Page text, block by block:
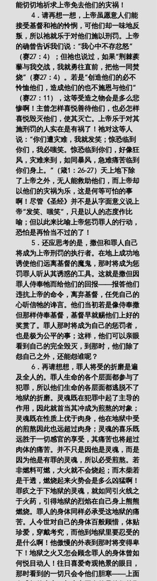
能切切地祈求上帝免去他们的灾祸！
接受基督和祂的怜悯，可他们却一味地反
叛，所以祂就乐于对他们施以刑罚。上帝
的确曾告诉我们说：“我心中不存忿怒”
（赛27：4）；但祂也说过，如果“荆棘蒺
藜与我交战，我就勇往直前，把他一同焚
烧”（赛27：4）。若是“创造他们的必不
怜恤他们，造成他们的也不施恩与他们”
（赛27：11），这等受造之物会是多么悲
惨啊！主曾怎样喜悦善待他们，也必怎样
喜悦毁灭他们，使其灭亡。上帝乐于对其
施刑罚的人实在是有祸了！祂对这等人
说：“你们遭灾难，我就发笑；惊恐临到
你们，我必嗤笑。惊恐临到你们，好像狂
风，灾难来到，如同暴风，急难痛苦临到
你们身上。”（箴1：26-27）天上地下除
了上帝之外，无人能救助他们，而上帝却
以他们的灾祸为乐，这是何等可怕的事
啊！尽管《圣经》并不是从字面意义说上
帝“发笑、嗤笑”，只是以人的态度作比
喻；但以此来比喻上帝惩罚罪人的行动，
恐怕是再恰当不过的了！
将成为上帝刑罚的执行者。在地上成功地
诱使他们远离基督的魔鬼，那时将成为惩
罚罪人听从其诱惑的工具。这就是撒但因
罪人侍奉牠而给他们的回报——报答他们
违抗上帝的命令，离弃基督，任凭自己的
心听信牠的谗言。他们当初若是像侍奉撒
但那样侍奉基督，基督早就赐他们上好的
奖赏了。罪人那时将成为自己的惩罚者，
也是极为公平的事；这样，他们可以亲眼
看到自己的完全毁灭，到那时，他们除了
怨自己之外，还能怨谁呢？
及全人的。罪人生命的各个层面都参与了
犯罪，所以他们生命的各层面都逃脱不了
地狱的折磨。灵魂既在犯罪中起了主导的
作用，因此就首当其冲成为煎熬的对象；
灵魂既在性质上优于肉身，他在地狱中受
的煎熬因此也远超过肉身；灵魂的喜乐既
远胜于一切感官的享受，其痛苦也将超过
肉体的痛苦。并不只是因他是灵魂，而是
因为他是有罪的灵魂，所以必受煎熬。若
非燃料可燃，大火就不会烧起；而木柴若
是干透，燃烧起来火势会是多么凶猛啊！
罪疚之于下地狱的灵魂，就如同引火线之
于火药，引得地狱的烈焰在自己身上熊熊
燃烧。罪人的身体同样必承受这地狱的痛
苦。人今世对自己的身体百般顾惜，体贴
珍爱，穿戴考究，而他到地狱里要忍受的
是什么啊！他傲慢的外表到那时将变得卑
下！地狱之火又怎会顾念罪人的身体曾如
何悦目动人！往日喜爱奇观艳景的眼目，
那时看到的一切只会令他们胆寒——上面